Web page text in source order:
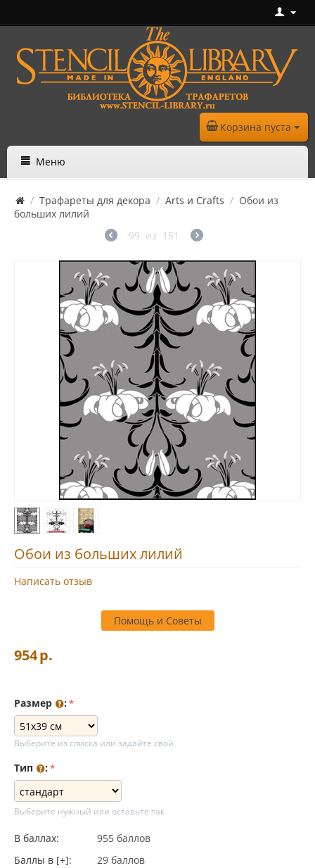
Корзина пуста
Меню
/ Трафареты для декора / Arts и Crafts / Обои из
больших лилий
99 из 151
Обои из больших лилий
Написать отзыв
Помощь и Советы
954р.
Размер :
Выберите из списка или задайте свой
Тип :
Выберите нужный или оставьте так
В баллах:
955 баллов
Баллы в [+]:
29 баллов